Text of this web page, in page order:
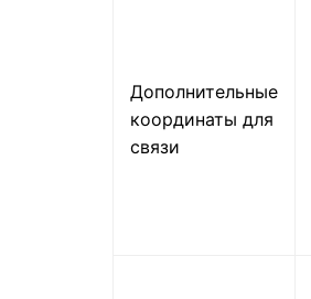
Дополнительные
координаты для
связи